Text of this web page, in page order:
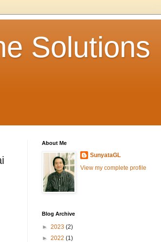
Solutions
About Me
SunyataGL
View my complete profile
Blog Archive
► 2023 (2)
► 2022 (1)